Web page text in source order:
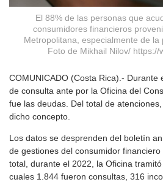
El 88% de las personas que
consumidores financieros
Metropolitana, especialmente de la
Foto de Mikhail Nilov/ https://
COMUNICADO (Costa Rica).- Durante
de consulta ante por la Oficina del
fue las deudas. Del total de
dicho concepto.
Los datos se desprenden del boletín
de gestiones del consumidor
total, durante el 2022, la Oficina
cuales 1.844 fueron consultas, 316